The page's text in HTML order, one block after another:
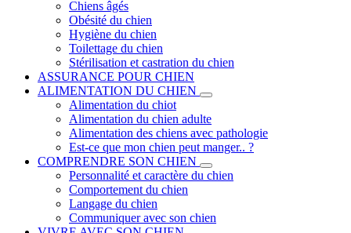
Chiens âgés
Obésité du chien
Hygiène du chien
Toilettage du chien
Stérilisation et castration du chien
ASSURANCE POUR CHIEN
ALIMENTATION DU CHIEN
Alimentation du chiot
Alimentation du chien adulte
Alimentation des chiens avec pathologie
Est-ce que mon chien peut manger.. ?
COMPRENDRE SON CHIEN
Personnalité et caractère du chien
Comportement du chien
Langage du chien
Communiquer avec son chien